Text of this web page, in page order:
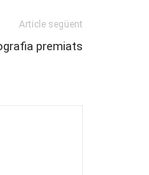
Article següent
premiats